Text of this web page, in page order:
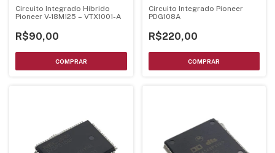
Circuito Integrado Híbrido
Pioneer V-18M125 – VTX1001-A
R$90,00
Circuito Integrado Pioneer
PDG108A
R$220,00